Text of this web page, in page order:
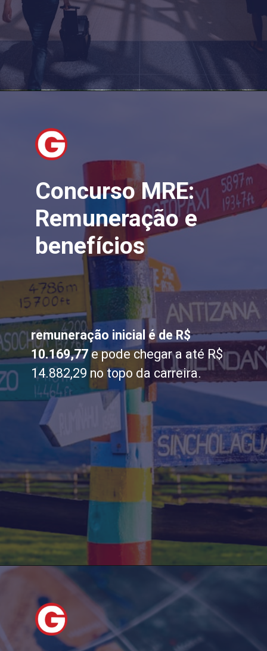
Concurso MRE:
Remuneração e
benefícios
remuneração inicial é de R$
10.169,77e pode chegar a até R$
14.882,29 no topo da carreira.